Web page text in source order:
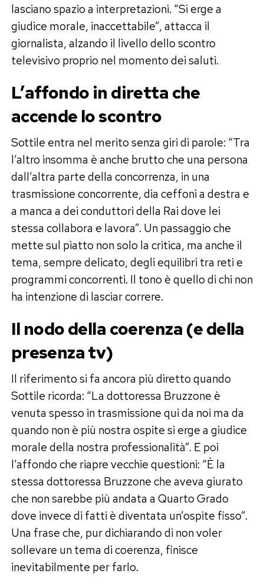
lasciano spazio a interpretazioni. “Si erge a
giudice morale, inaccettabile”, attacca il
giornalista, alzando il livello dello scontro
televisivo proprio nel momento dei saluti.
L’affondo in diretta che
accende lo scontro
Sottile entra nel merito senza giri di parole: “Tra
l’altro insomma è anche brutto che una persona
dall’altra parte della concorrenza, in una
trasmissione concorrente, dia ceffoni a destra e
a manca a dei conduttori della Rai dove lei
stessa collabora e lavora”. Un passaggio che
mette sul piatto non solo la critica, ma anche il
tema, sempre delicato, degli equilibri tra reti e
programmi concorrenti. Il tono è quello di chi non
ha intenzione di lasciar correre.
Il nodo della coerenza (e della
presenza tv)
Il riferimento si fa ancora più diretto quando
Sottile ricorda: “La dottoressa Bruzzone è
venuta spesso in trasmissione qui da noi ma da
quando non è più nostra ospite si erge a giudice
morale della nostra professionalità”. E poi
l’affondo che riapre vecchie questioni: “È la
stessa dottoressa Bruzzone che aveva giurato
che non sarebbe più andata a Quarto Grado
dove invece di fatti è diventata un’ospite fisso”.
Una frase che, pur dichiarando di non voler
sollevare un tema di coerenza, finisce
inevitabilmente per farlo.